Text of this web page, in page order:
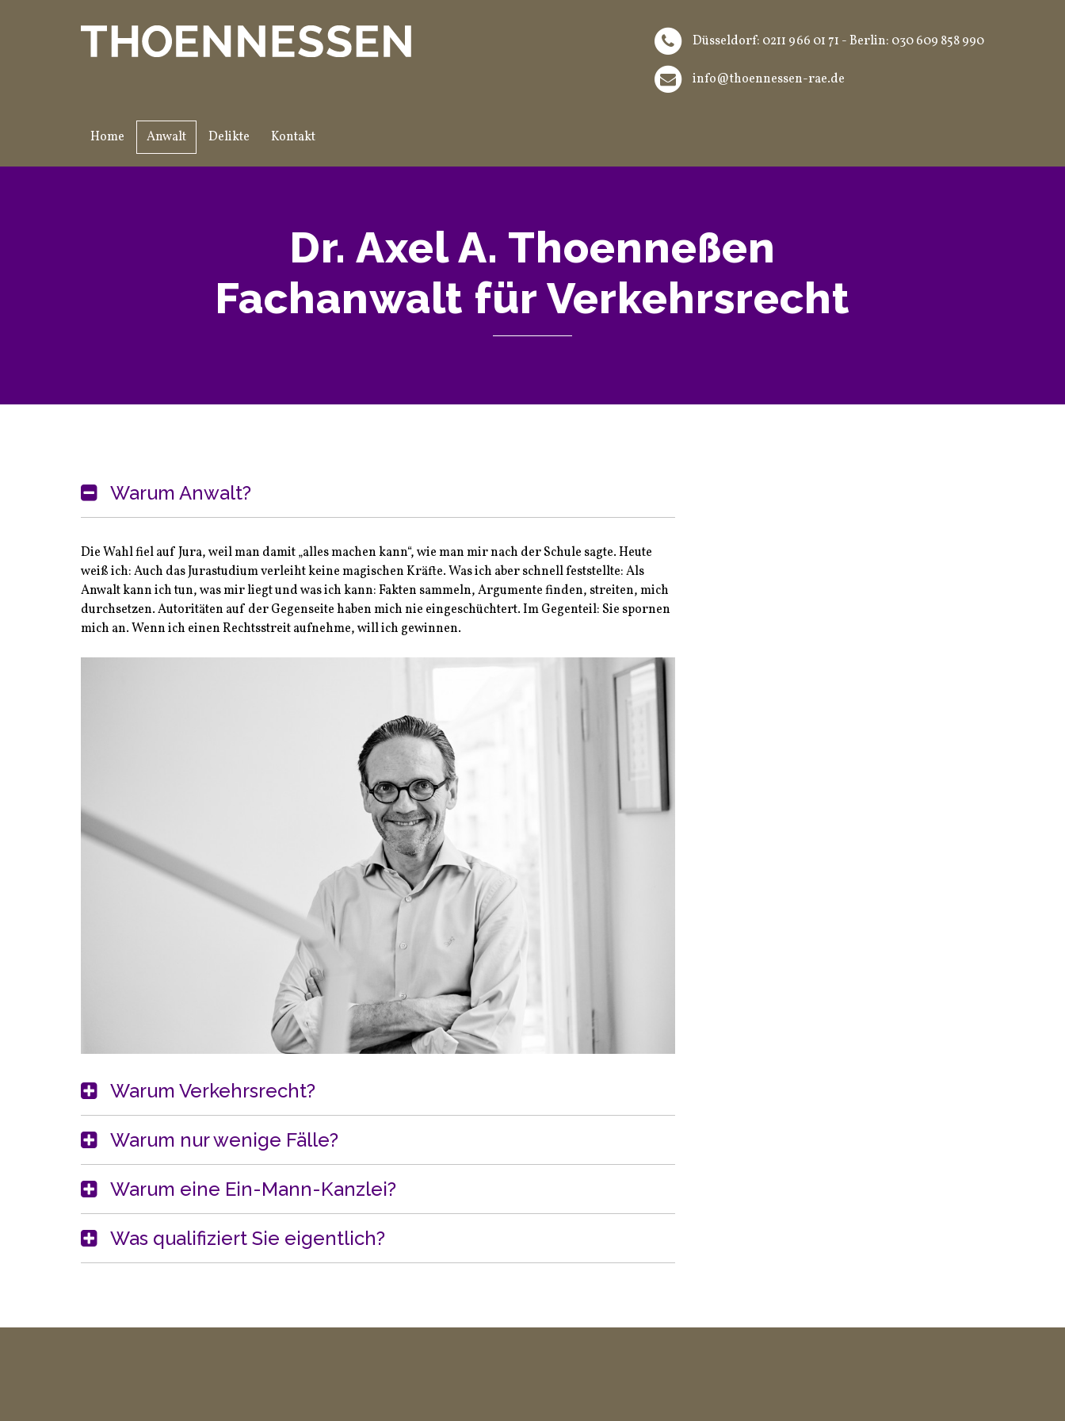
Düsseldorf: 0211 966 01 71 - Berlin: 030 609 858 990
info@thoennessen-rae.de
Home Anwalt Delikte Kontakt
Dr. Axel A. Thoenneßen
Fachanwalt für Verkehrsrecht
Warum Anwalt?
Die Wahl fiel auf Jura, weil man damit „alles machen kann“, wie man mir nach der Schule sagte. Heute
weiß ich: Auch das Jurastudium verleiht keine magischen Kräfte. Was ich aber schnell feststellte: Als
Anwalt kann ich tun, was mir liegt und was ich kann: Fakten sammeln, Argumente finden, streiten, mich
durchsetzen. Autoritäten auf der Gegenseite haben mich nie eingeschüchtert. Im Gegenteil: Sie spornen
mich an. Wenn ich einen Rechtsstreit aufnehme, will ich gewinnen.
Warum Verkehrsrecht?
Warum nur wenige Fälle?
Warum eine Ein-Mann-Kanzlei?
Was qualifiziert Sie eigentlich?